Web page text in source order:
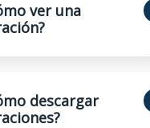
ver una
descargar